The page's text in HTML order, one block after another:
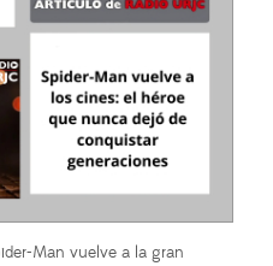
Man vuelve a la gran